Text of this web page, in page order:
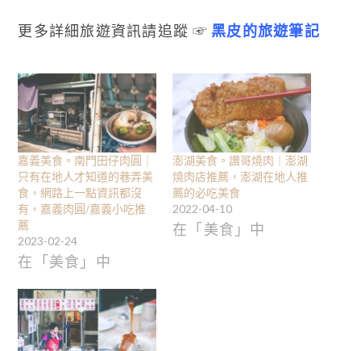
更多詳細旅遊資訊請追蹤 ☞ 黑皮的旅遊筆記
嘉義美食。南門田仔肉圓｜
只有在地人才知道的巷弄美
食，網路上一點資訊都沒
有，嘉義肉圓/嘉義小吃推
薦
2023-02-24
在「美食」中
澎湖美食。讚哥燒肉｜澎湖
燒肉店推薦，澎湖在地人推
薦的必吃美食
2022-04-10
在「美食」中